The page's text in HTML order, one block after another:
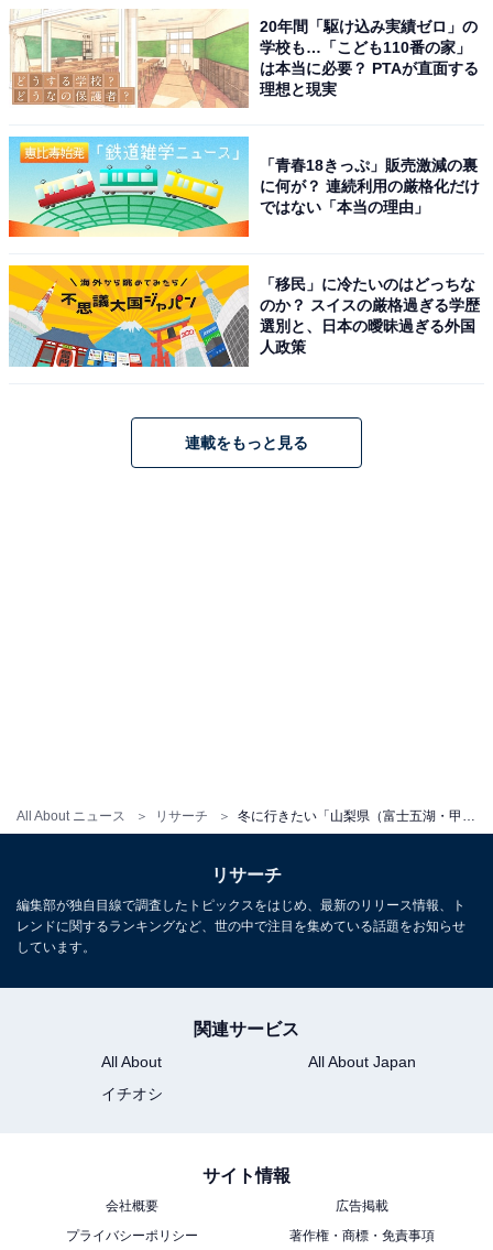
All About ニュース リサーチ
景観の評価が高い温泉地だから」（50代男性／東京都）
といった声が集まりました。
※回答者からのコメントは原文ママです
次ページ 5位までのランキング結果を見る
20年間「駆け込み実績ゼロ」の
学校も…「こども110番の家」
は本当に必要？ PTAが直面する
理想と現実
「青春18きっぷ」販売激減の裏
に何が？ 連続利用の厳格化だけ
ではない「本当の理由」
「移民」に冷たいのはどっちな
のか？ スイスの厳格過ぎる学歴
選別と、日本の曖昧過ぎる外国
人政策
連載をもっと見る
リサーチ
編集部が独自目線で調査したトピックスをはじめ、最新のリリース情報、ト
レンドに関するランキングなど、世の中で注目を集めている話題をお知らせ
しています。
関連サービス
All About
All About Japan
イチオシ
サイト情報
会社概要
広告掲載
プライバシーポリシー
著作権・商標・免責事項